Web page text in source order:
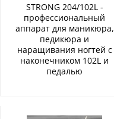
STRONG 204/102L -
профессиональный
аппарат для маникюра,
педикюра и
наращивания ногтей с
наконечником 102L и
педалью